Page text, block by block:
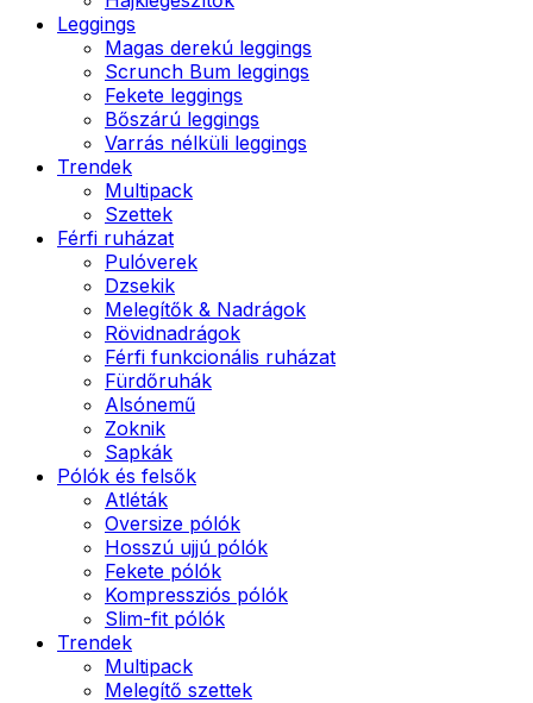
Leggings
Magas derekú leggings
Scrunch Bum leggings
Fekete leggings
Bőszárú leggings
Varrás nélküli leggings
Trendek
Multipack
Szettek
Férfi ruházat
Pulóverek
Dzsekik
Melegítők & Nadrágok
Rövidnadrágok
Férfi funkcionális ruházat
Fürdőruhák
Alsónemű
Zoknik
Sapkák
Pólók és felsők
Atléták
Oversize pólók
Hosszú ujjú pólók
Fekete pólók
Kompressziós pólók
Slim-fit pólók
Trendek
Multipack
Melegítő szettek